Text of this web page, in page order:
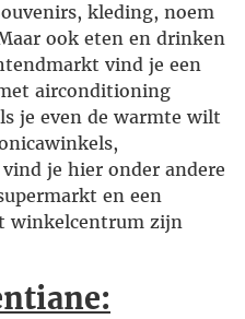
kleding, noem
ook eten en drinken
vind je een
airconditioning
je even de warmte wilt
je hier onder andere
en een
winkelcentrum zijn